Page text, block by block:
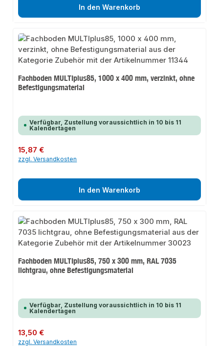
In den Warenkorb
Fachboden MULTIplus85, 1000 x 400 mm, verzinkt, ohne
Befestigungsmaterial
Verfügbar, Zustellung voraussichtlich in 10 bis 11
Kalendertagen
Regulärer Preis:
15,87 €
zzgl. Versandkosten
In den Warenkorb
Fachboden MULTIplus85, 750 x 300 mm, RAL 7035
lichtgrau, ohne Befestigungsmaterial
Verfügbar, Zustellung voraussichtlich in 10 bis 11
Kalendertagen
Regulärer Preis:
13,50 €
zzgl. Versandkosten